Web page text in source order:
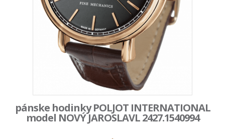
pánske hodinky POLJOT INTERNATIONAL
model NOVÝ JAROSLAVL 2427.1540994